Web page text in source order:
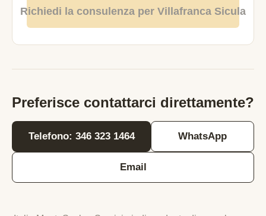
Richiedi la consulenza per Villafranca Sicula
Preferisce contattarci direttamente?
Telefono: 346 323 1464 WhatsApp
Email